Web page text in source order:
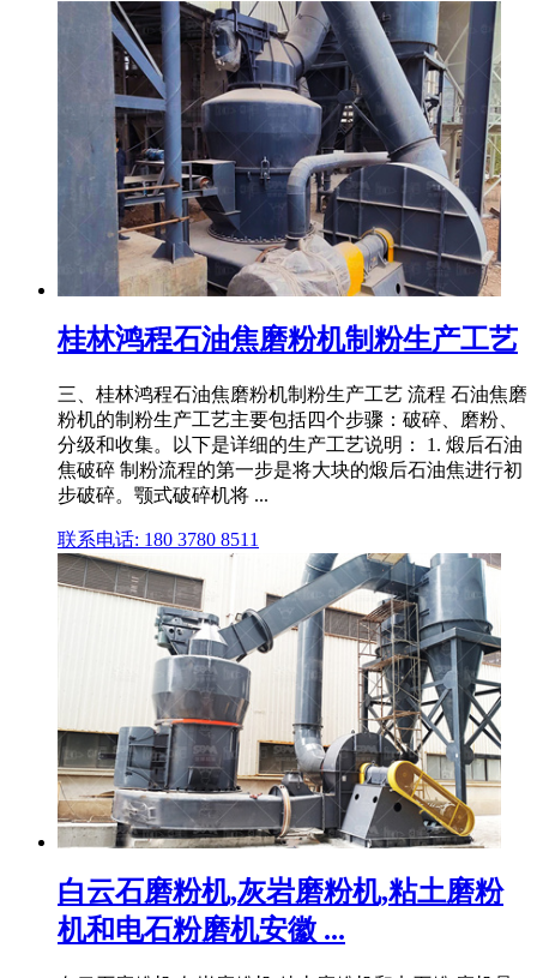
桂林鸿程石油焦磨粉机制粉生产工艺
三、桂林鸿程石油焦磨粉机制粉生产工艺 流程 石油焦磨
粉机的制粉生产工艺主要包括四个步骤：破碎、磨粉、
分级和收集。以下是详细的生产工艺说明： 1. 煅后石油
焦破碎 制粉流程的第一步是将大块的煅后石油焦进行初
步破碎。颚式破碎机将 ...
联系电话: 180 3780 8511
白云石磨粉机,灰岩磨粉机,粘土磨粉
机和电石粉磨机安徽 ...